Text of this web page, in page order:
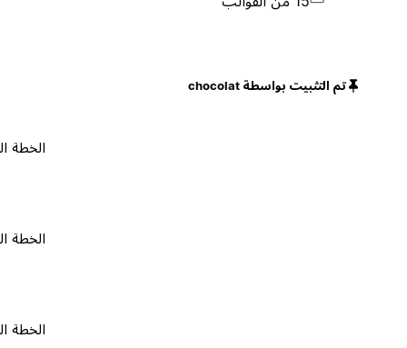
تم التثبيت بواسطة chocolat
الخطة المجانية
الخطة المجانية
الخطة المجانية